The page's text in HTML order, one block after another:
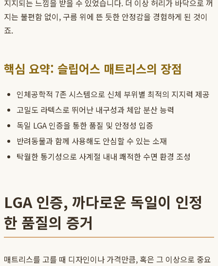
지지되는 느낌을 받을 수 있었습니다. 더 이상 허리가 바닥으로 꺼
지는 불편함 없이, 구름 위에 뜬 듯한 안정감을 경험하게 된 것이
죠.
핵심 요약: 슬립어스 매트리스의 장점
인체공학적 7존 시스템으로 신체 부위별 최적의 지지력 제공
고밀도 라텍스로 뛰어난 내구성과 체압 분산 능력
독일 LGA 인증을 통한 품질 및 안정성 입증
반려동물과 함께 사용해도 안심할 수 있는 소재
탁월한 통기성으로 사계절 내내 쾌적한 수면 환경 조성
LGA 인증, 까다로운 독일이 인정
한 품질의 증거
매트리스를 고를 때 디자인이나 가격만큼, 혹은 그 이상으로 중요